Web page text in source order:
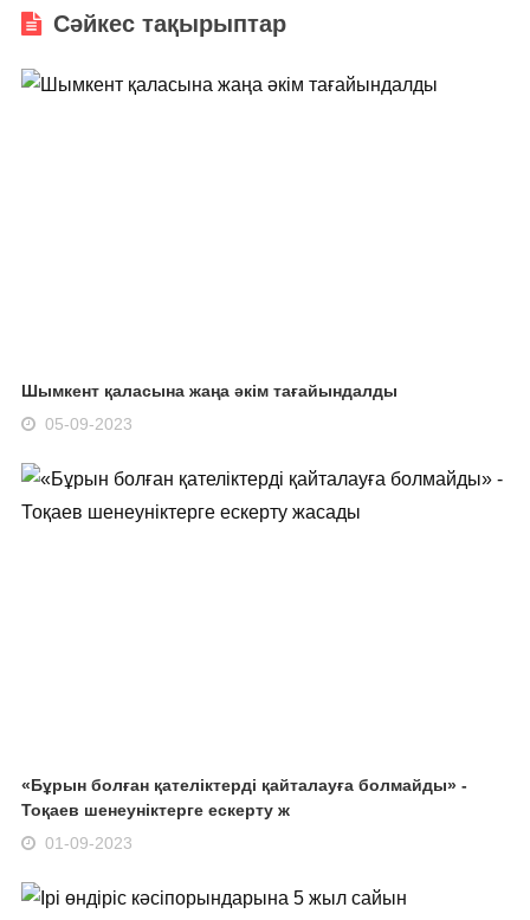
Сәйкес тақырыптар
Шымкент қаласына жаңа әкім тағайындалды
05-09-2023
«Бұрын болған қателіктерді қайталауға болмайды» -
Тоқаев шенеуніктерге ескерту ж
01-09-2023